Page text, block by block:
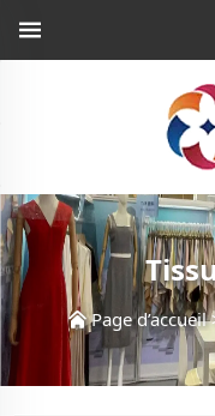
Page d’accueil